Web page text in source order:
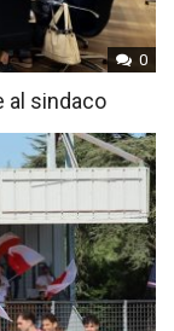
0
al sindaco